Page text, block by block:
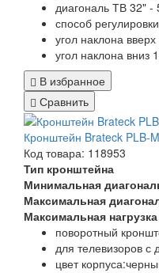
диагональ ТВ 32" -
способ
угол наклона вверх
угол наклона вниз
В избранное
Сравнить
Кронштейн Brateck PLB-
Код товара: 118953
Тип кронштейна
Минимальная
Максимальная
Максимальная нагрузка
поворотный
для телевизоров
цвет